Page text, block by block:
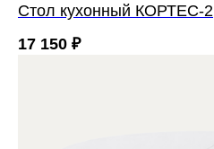
Cтол кухонный КОРТЕС-2
17 150 ₽